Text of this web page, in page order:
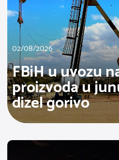
02/08/2026
FBiH u uvozu
proizvoda u
dizel gorivo